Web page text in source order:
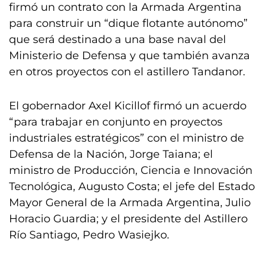
firmó un contrato con la Armada Argentina
para construir un “dique flotante autónomo”
que será destinado a una base naval del
Ministerio de Defensa y que también avanza
en otros proyectos con el astillero Tandanor.
El gobernador Axel Kicillof firmó un acuerdo
“para trabajar en conjunto en proyectos
industriales estratégicos” con el ministro de
Defensa de la Nación, Jorge Taiana; el
ministro de Producción, Ciencia e Innovación
Tecnológica, Augusto Costa; el jefe del Estado
Mayor General de la Armada Argentina, Julio
Horacio Guardia; y el presidente del Astillero
Río Santiago, Pedro Wasiejko.